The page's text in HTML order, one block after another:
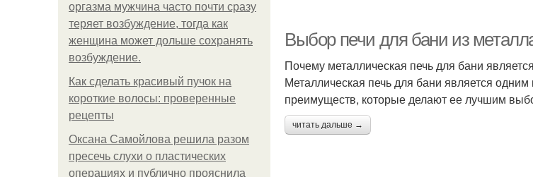
оргазма мужчина часто почти сразу
теряет возбуждение, тогда как
женщина может дольше сохранять
возбуждение.
Как сделать красивый пучок на
короткие волосы: проверенные
рецепты
Оксана Самойлова решила разом
пресечь слухи о пластических
операциях и публично прояснила
Выбор печи для бани из
Почему металлическая печь для бани
Металлическая печь для бани является
преимуществ, которые делают ее лучшим
читать дальше →